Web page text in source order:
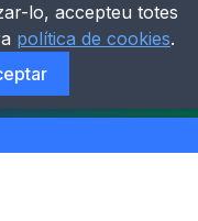
lo, accepteu totes
política de cookies.